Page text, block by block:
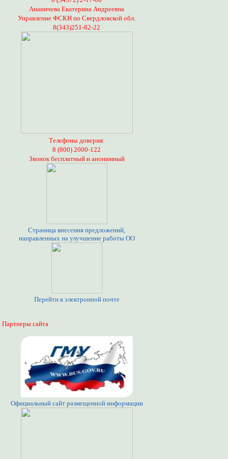
Ананичева Екатерина Андреевна
Управление ФСКН по Свердловской обл.
8(343)251-82-22
Телефоны доверия:
8 (800) 2000-122
Звонок бесплатный и анонимный
Страница внесения предложений,
направленных на улучшение работы ОО
Перейти к электронной почте
Партнеры сайта
Официальный сайт размещенной информации